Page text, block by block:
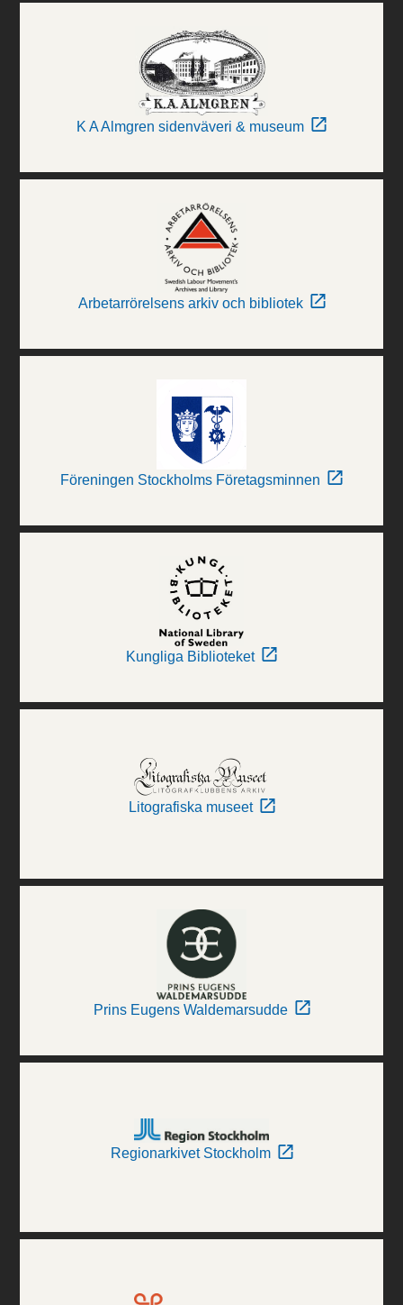
K A Almgren sidenväveri & museum
Arbetarrörelsens arkiv och bibliotek
Föreningen Stockholms Företagsminnen
Kungliga Biblioteket
Litografiska museet
Prins Eugens Waldemarsudde
Regionarkivet Stockholm